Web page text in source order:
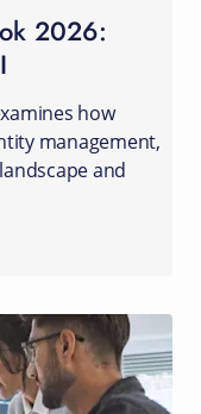
2026:
how
management,
and